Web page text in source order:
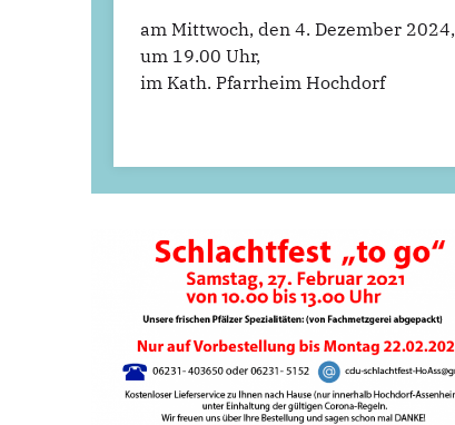
am Mittwoch, den 4. Dezember 2024,
um 19.00 Uhr,
im Kath. Pfarrheim Hochdorf